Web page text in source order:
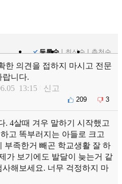
등록순
최신순 추천순
한 의견을 접하지 마시고 전문
랍니다.
13:15 신고
209 3
. 4살때 겨우 말하기 시작했고
고 똑부러지는 아들로 크고
부족한거 빼곤 학교생활 잘 하
가 보기에도 발달이 늦는거 같
해보세요. 너무 걱정하지 마